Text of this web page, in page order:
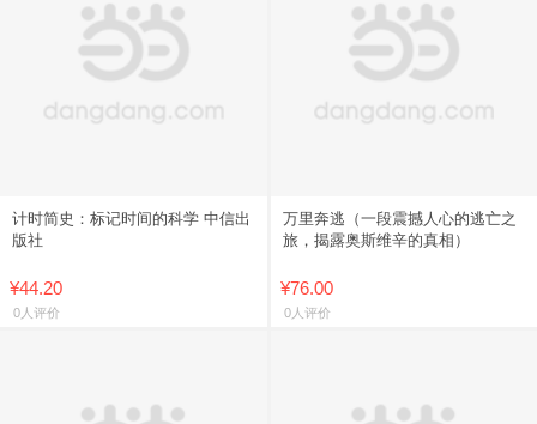
计时简史：标记时间的科学 中信出
版社
¥44.20
0人评价
万里奔逃（一段震撼人心的逃亡之
旅，揭露奥斯维辛的真相）
¥76.00
0人评价